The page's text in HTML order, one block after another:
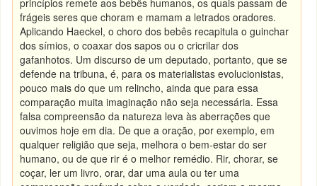
princípios remete aos bebês humanos, os quais passam de
frágeis seres que choram e mamam a letrados oradores.
Aplicando Haeckel, o choro dos bebês recapitula o guinchar
dos símios, o coaxar dos sapos ou o cricrilar dos
gafanhotos. Um discurso de um deputado, portanto, que se
defende na tribuna, é, para os materialistas evolucionistas,
pouco mais do que um relincho, ainda que para essa
comparação muita imaginação não seja necessária. Essa
falsa compreensão da natureza leva às aberrações que
ouvimos hoje em dia. De que a oração, por exemplo, em
qualquer religião que seja, melhora o bem-estar do ser
humano, ou de que rir é o melhor remédio. Rir, chorar, se
coçar, ler um livro, orar, dar uma aula ou ter uma